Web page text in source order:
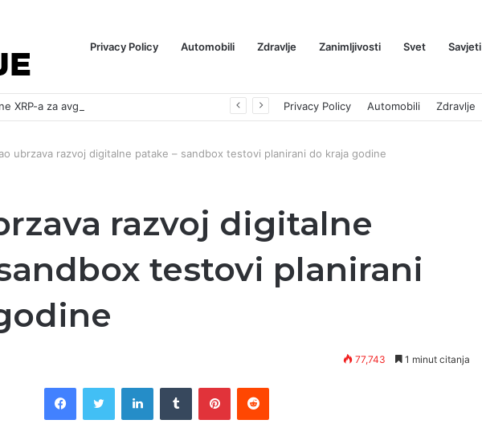
Privacy Policy Automobili Zdravlje Zanimljivosti Svet Savjeti
Privacy Policy Automobili Zdravlje
ubrzava razvoj digitalne patake – sandbox testovi planirani do kraja godine
razvoj digitalne
testovi planirani
77,743 1 minut citanja
FacebookTwitter LinkedInTumblr PinterestReddit